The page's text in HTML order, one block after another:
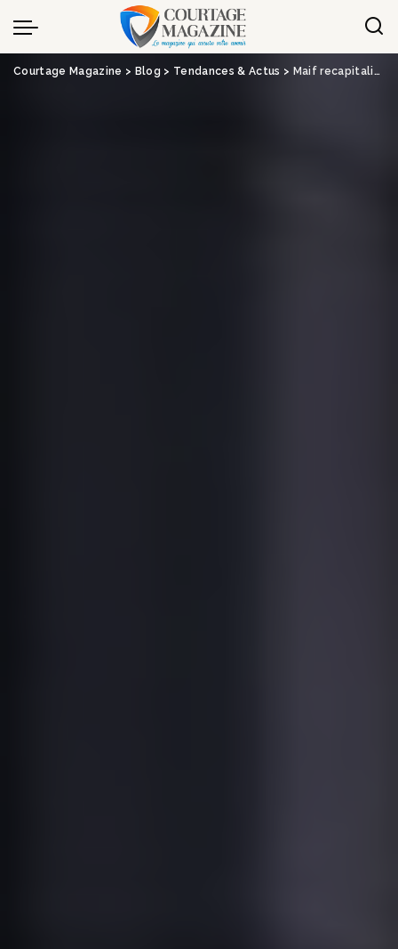
Panneau de gestion des cookies
Courtage Magazine > Blog > Tendances & Actus > Maif recapitalise une nouvelle fois Smacl Assurances